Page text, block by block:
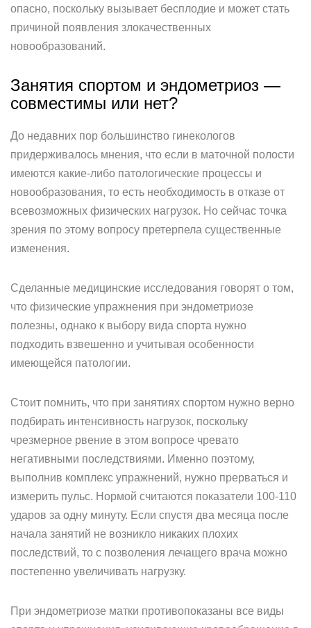
опасно, поскольку вызывает бесплодие и может стать
причиной появления злокачественных
новообразований.
Занятия спортом и эндометриоз —
совместимы или нет?
До недавних пор большинство гинекологов
придерживалось мнения, что если в маточной полости
имеются какие-либо патологические процессы и
новообразования, то есть необходимость в отказе от
всевозможных физических нагрузок. Но сейчас точка
зрения по этому вопросу претерпела существенные
изменения.
Сделанные медицинские исследования говорят о том,
что физические упражнения при эндометриозе
полезны, однако к выбору вида спорта нужно
подходить взвешенно и учитывая особенности
имеющейся патологии.
Стоит помнить, что при занятиях спортом нужно верно
подбирать интенсивность нагрузок, поскольку
чрезмерное рвение в этом вопросе чревато
негативными последствиями. Именно поэтому,
выполнив комплекс упражнений, нужно прерваться и
измерить пульс. Нормой считаются показатели 100-110
ударов за одну минуту. Если спустя два месяца после
начала занятий не возникло никаких плохих
последствий, то с позволения лечащего врача можно
постепенно увеличивать нагрузку.
При эндометриозе матки противопоказаны все виды